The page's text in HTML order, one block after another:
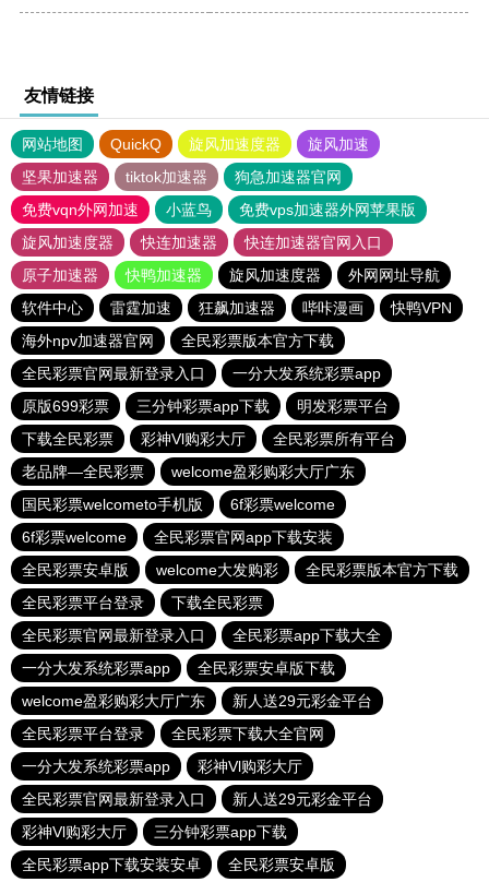
友情链接
网站地图 QuickQ 旋风加速度器
旋风加速
坚果加速器
tiktok加速器
狗急加速器官网
免费vqn外网加速
小蓝鸟
免费vps加速器外网苹果版
旋风加速度器
快连加速器
快连加速器官网入口
原子加速器
快鸭加速器 旋风加速度器
外网网址导航
软件中心
雷霆加速 狂飙加速器 哔咔漫画
快鸭VPN
海外npv加速器官网
全民彩票版本官方下载
全民彩票官网最新登录入口
一分大发系统彩票app
原版699彩票
三分钟彩票app下载
明发彩票平台
下载全民彩票
彩神Vl购彩大厅
全民彩票所有平台
老品牌—全民彩票
welcome盈彩购彩大厅广东
国民彩票welcometo手机版
6f彩票welcome
6f彩票welcome
全民彩票官网app下载安装
全民彩票安卓版
welcome大发购彩
全民彩票版本官方下载
全民彩票平台登录
下载全民彩票
全民彩票官网最新登录入口
全民彩票app下载大全
一分大发系统彩票app
全民彩票安卓版下载
welcome盈彩购彩大厅广东
新人送29元彩金平台
全民彩票平台登录
全民彩票下载大全官网
一分大发系统彩票app
彩神Vl购彩大厅
全民彩票官网最新登录入口
新人送29元彩金平台
彩神Vl购彩大厅
三分钟彩票app下载
全民彩票app下载安装安卓
全民彩票安卓版